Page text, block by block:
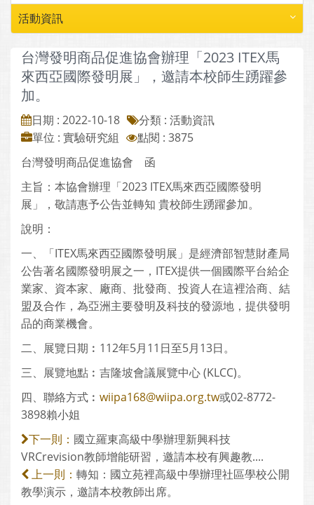
活動資訊
台灣發明商品促進協會辦理「2023 ITEX馬
來西亞國際發明展」，邀請本校師生踴躍參
加。
日期 : 2022-10-18
分類 : 活動資訊
單位 : 實驗研究組
點閱 : 3875
台灣發明商品促進協會 函
主旨：本協會辦理「2023 ITEX馬來西亞國際發明
展」，敬請惠予公告並轉知 貴校師生踴躍參加。
說明：
一、「ITEX馬來西亞國際發明展」是經濟部智慧財產局
公告著名國際發明展之一，ITEX提供一個國際平台給企
業家、資本家、廠商、批發商、投資人在這裡洽商、結
盟及合作，為亞洲主要發明及科技的發源地，提供發明
品的商業機會。
二、展覽日期︰112年5月11日至5月13日。
三、展覽地點︰吉隆坡會議展覽中心 (KLCC)。
四、聯絡方式︰ wiipa168@wiipa.org.tw或02-8772-
3898賴小姐
下一則： 國立羅東高級中學辦理新興科技
VRCrevision教師增能研習，邀請本校有興趣教....
上一則： 轉知：國立苑裡高級中學辦理社區學校公開
教學演示，邀請本校教師出席。